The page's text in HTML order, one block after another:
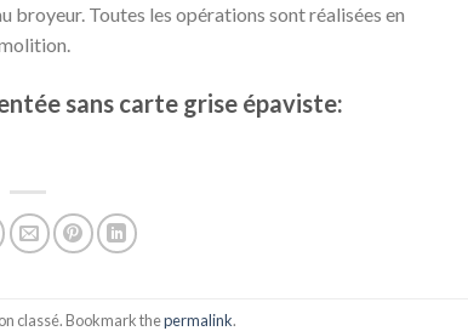
broyeur. Toutes les opérations sont réalisées en
sans carte grise épaviste:
classé. Bookmark thepermalink.